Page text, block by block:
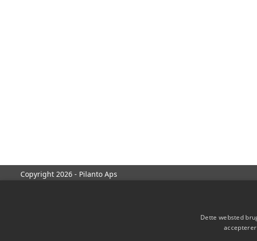
Copyright 2026 - Pilanto Aps
Dette websted